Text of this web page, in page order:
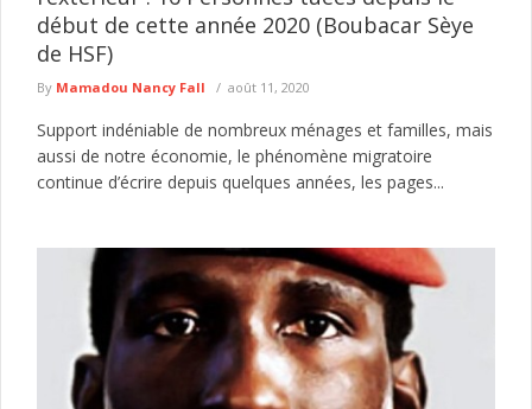
début de cette année 2020 (Boubacar Sèye
de HSF)
By Mamadou Nancy Fall août 11, 2020
Support indéniable de nombreux ménages et familles, mais
aussi de notre économie, le phénomène migratoire
continue d’écrire depuis quelques années, les pages...